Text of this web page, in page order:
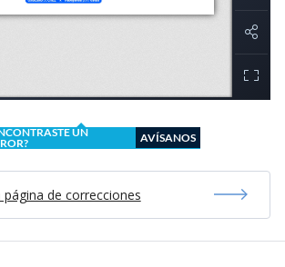
UN
AVÍSANOS
página de correcciones